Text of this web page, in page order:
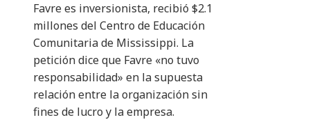
Favre es inversionista, recibió $2.1
millones del Centro de Educación
Comunitaria de Mississippi. La
petición dice que Favre «no tuvo
responsabilidad» en la supuesta
relación entre la organización sin
fines de lucro y la empresa.